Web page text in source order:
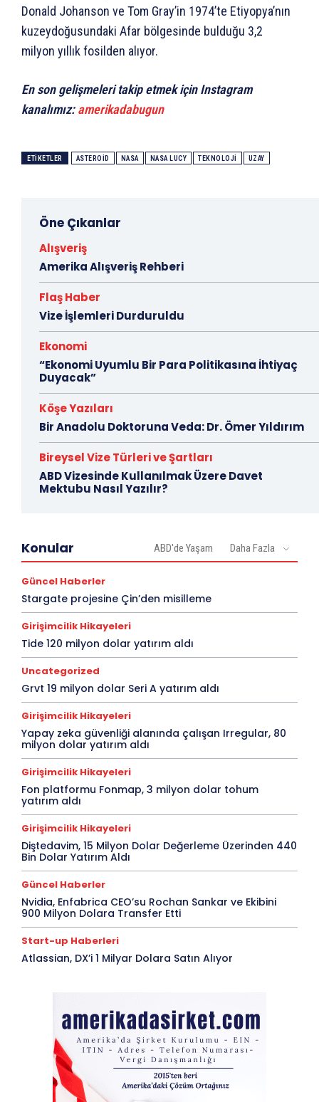
Donald Johanson ve Tom Gray’in 1974’te Etiyopya’nın
kuzeydoğusundaki Afar bölgesinde bulduğu 3,2
milyon yıllık fosilden alıyor.
En son gelişmeleri takip etmek için Instagram
kanalımız:amerikadabugun
ETIKETLER ASTEROID NASA NASA LUCY TEKNOLOJI UZAY
Öne Çıkanlar
Alışveriş
Amerika Alışveriş Rehberi
Flaş Haber
Vize İşlemleri Durduruldu
Ekonomi
“Ekonomi Uyumlu Bir Para Politikasına İhtiyaç
Duyacak”
Köşe Yazıları
Bir Anadolu Doktoruna Veda: Dr. Ömer Yıldırım
Bireysel Vize Türleri ve Şartları
ABD Vizesinde Kullanılmak Üzere Davet
Mektubu Nasıl Yazılır?
Konular ABD'de Yaşam Daha Fazla
Güncel Haberler
Stargate projesine Çin’den misilleme
Girişimcilik Hikayeleri
Tide 120 milyon dolar yatırım aldı
Uncategorized
Grvt 19 milyon dolar Seri A yatırım aldı
Girişimcilik Hikayeleri
Yapay zeka güvenliği alanında çalışan Irregular, 80
milyon dolar yatırım aldı
Girişimcilik Hikayeleri
Fon platformu Fonmap, 3 milyon dolar tohum
yatırım aldı
Girişimcilik Hikayeleri
Diştedavim, 15 Milyon Dolar Değerleme Üzerinden 440
Bin Dolar Yatırım Aldı
Güncel Haberler
Nvidia, Enfabrica CEO’su Rochan Sankar ve Ekibini
900 Milyon Dolara Transfer Etti
Start-up Haberleri
Atlassian, DX’i 1 Milyar Dolara Satın Alıyor